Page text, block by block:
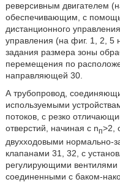
реверсивным двигателем
обеспечивающим, с
дистанционного
управления (на фиг. 1, 2, 5
задания размера зоны
перемещения по
направляющей 30.
А трубопровод,
используемыми
потоков, с резко
отверстий, начиная с nп>2,
двухходовыми нормально-
клапанами 31, 32, с
регулирующими вентилями
соединенными с баком-